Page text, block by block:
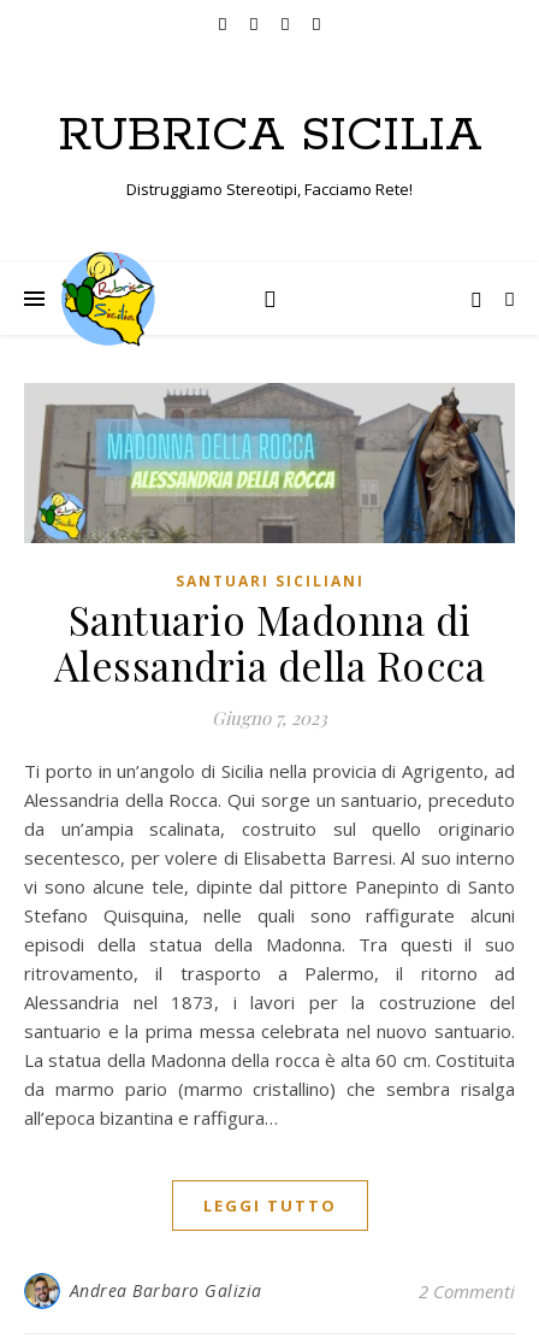
RUBRICA SICILIA
Distruggiamo Stereotipi, Facciamo Rete!
SANTUARI SICILIANI
Santuario Madonna di
Alessandria della Rocca
Giugno 7, 2023
Ti porto in un’angolo di Sicilia nella provicia di Agrigento, ad
Alessandria della Rocca. Qui sorge un santuario, preceduto
da un’ampia scalinata, costruito sul quello originario
secentesco, per volere di Elisabetta Barresi. Al suo interno
vi sono alcune tele, dipinte dal pittore Panepinto di Santo
Stefano Quisquina, nelle quali sono raffigurate alcuni
episodi della statua della Madonna. Tra questi il suo
ritrovamento, il trasporto a Palermo, il ritorno ad
Alessandria nel 1873, i lavori per la costruzione del
santuario e la prima messa celebrata nel nuovo santuario.
La statua della Madonna della rocca è alta 60 cm. Costituita
da marmo pario (marmo cristallino) che sembra risalga
all’epoca bizantina e raffigura…
LEGGI TUTTO
Andrea Barbaro Galizia 2 Commenti